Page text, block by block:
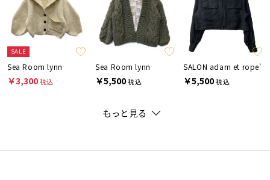
SALE
Sea Room lynn
￥3,300税込
Sea Room lynn
￥5,500税込
SALON adam et rope'
￥5,500税込
もっと見る